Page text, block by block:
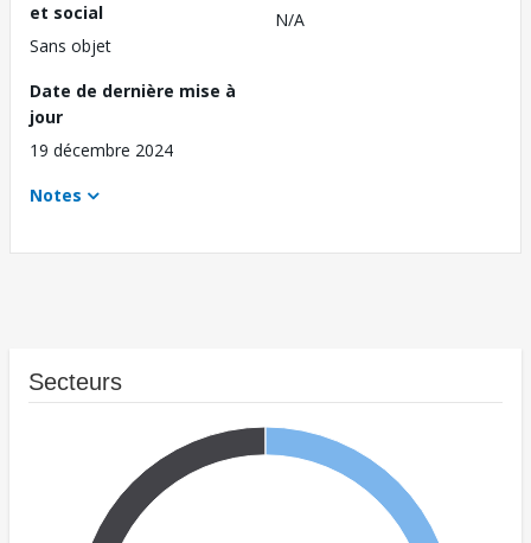
et social
Sans objet
N/A
Date de dernière mise à
jour
19 décembre 2024
Notes
Secteurs